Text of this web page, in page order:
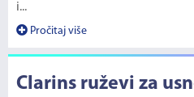
i...
Pročitaj više
Clarins ruževi za